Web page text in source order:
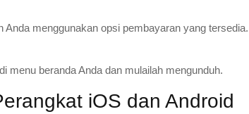
Anda menggunakan opsi pembayaran yang tersedia.
menu beranda Anda dan mulailah mengunduh.
iOS dan Android